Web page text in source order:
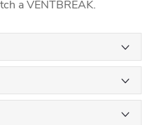
a VENTBREAK.